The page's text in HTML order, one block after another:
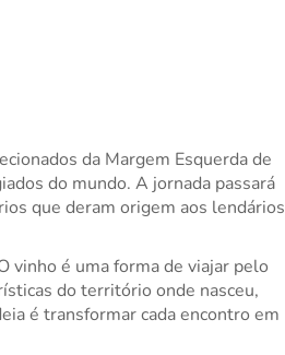
da Margem Esquerda de
do mundo. A jornada passará
que deram origem aos lendários
vinho é uma forma de viajar pelo
do território onde nasceu,
é transformar cada encontro em